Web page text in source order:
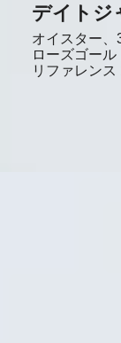
デイトジ
オイスター
ローズゴール
リファレンス